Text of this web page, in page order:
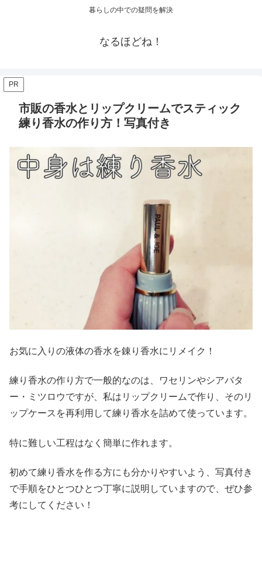
暮らしの中での疑問を解決
なるほどね！
PR
市販の香水とリップクリームでスティック
練り香水の作り方！写真付き
お気に入りの液体の香水を錬り香水にリメイク！
練り香水の作り方で一般的なのは、ワセリンやシアバタ
ー・ミツロウですが、私はリップクリームで作り、そのリ
ップケースを再利用して練り香水を詰めて使っています。
特に難しい工程はなく簡単に作れます。
初めて練り香水を作る方にも分かりやすいよう、写真付き
で手順をひとつひとつ丁寧に説明していますので、ぜひ参
考にしてください！